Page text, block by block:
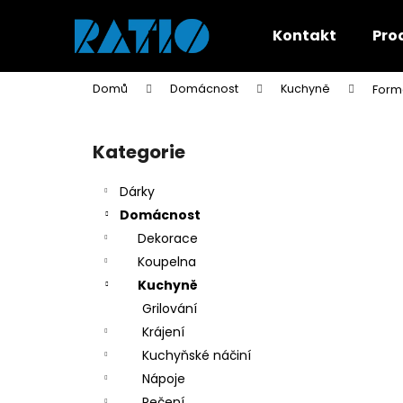
Kontakt
Domů Domácnost Kuchyně
Přeskočit
kategorie
Kategorie
Dárky
Domácnost
Dekorace
Koupelna
Kuchyně
Grilování
Krájení
Kuchyňské náčiní
Nápoje
í
Zpět
do
obchodu
Zpět
do
obchodu